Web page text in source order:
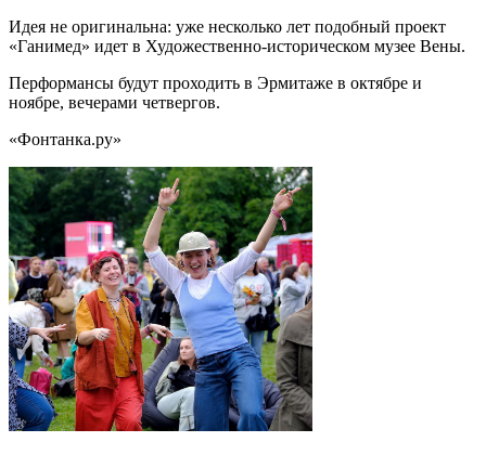
Идея не оригинальна: уже несколько лет подобный проект
«Ганимед» идет в Художественно-историческом музее Вены.
Перформансы будут проходить в Эрмитаже в октябре и
ноябре, вечерами четвергов.
«Фонтанка.ру»